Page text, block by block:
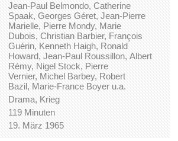
Jean-Paul Belmondo, Catherine
Spaak, Georges Géret, Jean-Pierre
Marielle, Pierre Mondy, Marie
Dubois, Christian Barbier, François
Guérin, Kenneth Haigh, Ronald
Howard, Jean-Paul Roussillon, Albert
Rémy, Nigel Stock, Pierre
Vernier, Michel Barbey, Robert
Bazil, Marie-France Boyer u.a.
Drama, Krieg
119 Minuten
19. März 1965